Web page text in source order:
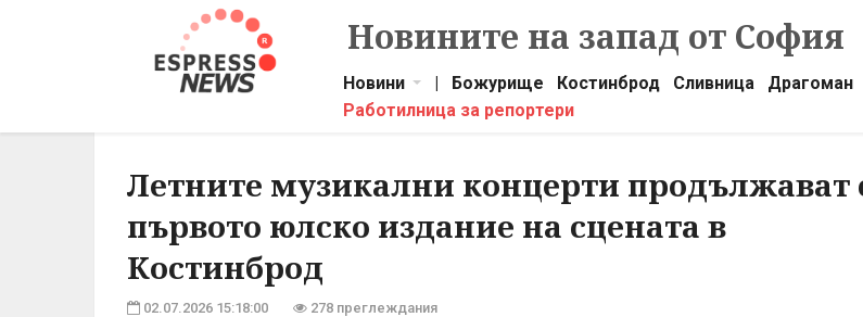
Новините на запад от София
Новини | Божурище Костинброд Сливница Драгоман
Работилница за репортери
Летните музикални концерти продължават
първото юлско издание на сцената в
Костинброд
02.07.2026 15:18:00 278 преглеждания